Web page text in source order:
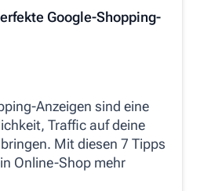
Google-Shopping-
Anzeigen sind eine
Traffic auf deine
Mit diesen 7 Tipps
Online-Shop mehr